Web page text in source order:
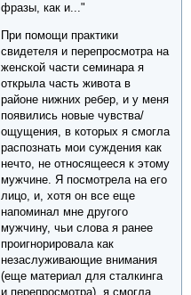
фразы, как и..."
При помощи практики
свидетеля и перепросмотра на
женской части семинара я
открыла часть живота в
районе нижних ребер, и у меня
появились новые чувства/
ощущения, в которых я смогла
распознать мои суждения как
нечто, не относящееся к этому
мужчине. Я посмотрела на его
лицо, и, хотя он все еще
напоминал мне другого
мужчину, чьи слова я ранее
проигнорировала как
незаслуживающие внимания
(еще материал для сталкинга
и перепросмотра), я смогла